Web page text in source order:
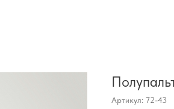
Артикул: 72-43